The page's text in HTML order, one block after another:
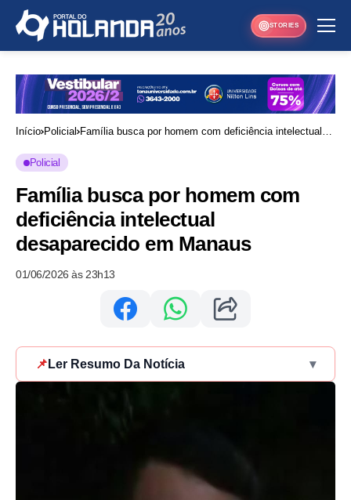
STORIES
Início Policial Família busca por homem com deficiência intelectual
Policial
Família busca por homem com
deficiência intelectual
desaparecido em Manaus
01/06/2026 às 23h13
📌 Ler Resumo Da Notícia ▾